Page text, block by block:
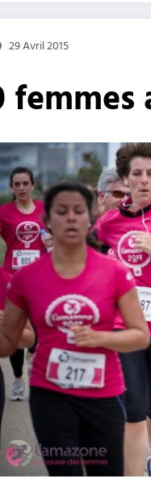
29 Avril 2015